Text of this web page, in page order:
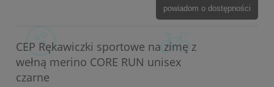
powiadom o dostępności
CEP Rękawiczki sportowe na zimę z
wełną merino CORE RUN unisex
czarne